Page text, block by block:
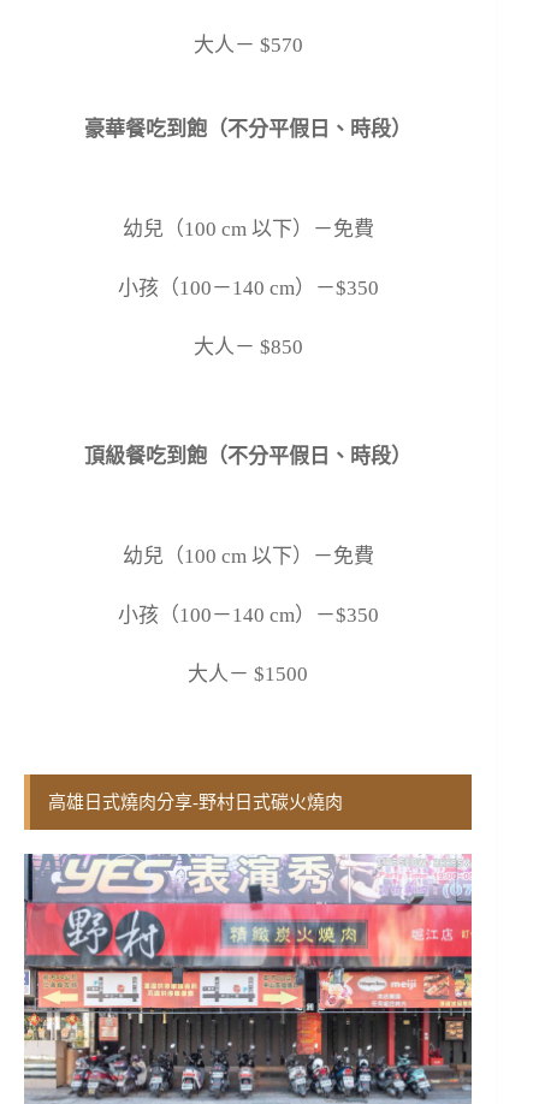
大人－ $570
豪華餐吃到飽（不分平假日、時段）
幼兒（100 cm 以下）－免費
小孩（100－140 cm）－$350
大人－ $850
頂級餐吃到飽（不分平假日、時段）
幼兒（100 cm 以下）－免費
小孩（100－140 cm）－$350
大人－ $1500
高雄日式燒肉分享-野村日式碳火燒肉